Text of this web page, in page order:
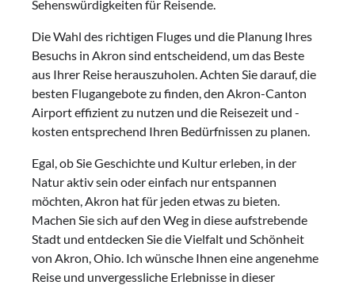
Sehenswürdigkeiten für Reisende.
Die Wahl des richtigen Fluges und die Planung Ihres
Besuchs in Akron sind entscheidend, um das Beste
aus Ihrer Reise herauszuholen. Achten Sie darauf, die
besten Flugangebote zu finden, den Akron-Canton
Airport effizient zu nutzen und die Reisezeit und -
kosten entsprechend Ihren Bedürfnissen zu planen.
Egal, ob Sie Geschichte und Kultur erleben, in der
Natur aktiv sein oder einfach nur entspannen
möchten, Akron hat für jeden etwas zu bieten.
Machen Sie sich auf den Weg in diese aufstrebende
Stadt und entdecken Sie die Vielfalt und Schönheit
von Akron, Ohio. Ich wünsche Ihnen eine angenehme
Reise und unvergessliche Erlebnisse in dieser